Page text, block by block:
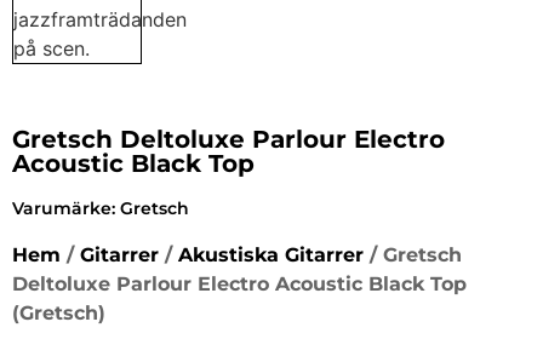
Gretsch Deltoluxe Parlour Electro
Acoustic Black Top
Varumärke: Gretsch
Hem / Gitarrer / Akustiska Gitarrer / Gretsch
Deltoluxe Parlour Electro Acoustic Black Top
(Gretsch)